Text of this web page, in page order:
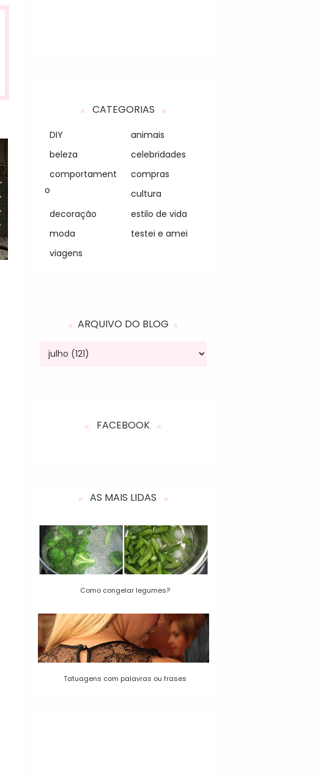
CATEGORIAS
DIY
animais
beleza
celebridades
comportament
o
compras
cultura
decoração
estilo de vida
moda
testei e amei
viagens
ARQUIVO DO BLOG
FACEBOOK
AS MAIS LIDAS
Como congelar legumes?
Tatuagens com palavras ou frases